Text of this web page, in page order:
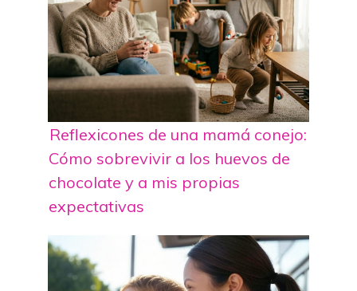
Reflexicones de una mamá conejo:
Cómo sobrevivir a los huevos de
chocolate y a mis propias
expectativas